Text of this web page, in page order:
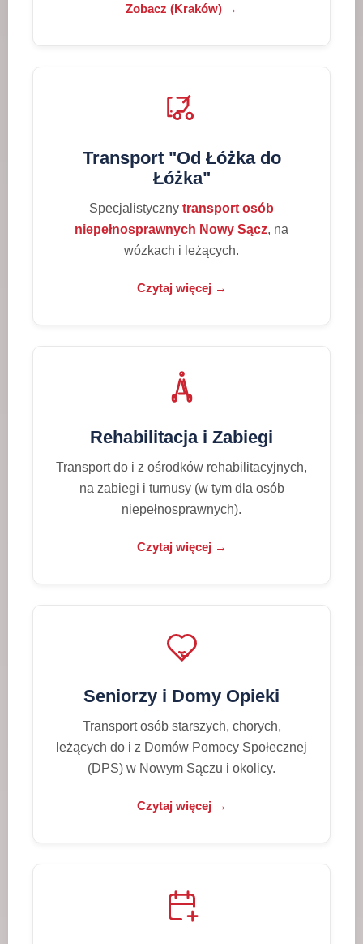
Zobacz (Kraków) →
Transport "Od Łóżka do
Łóżka"
Specjalistyczny transport osób
niepełnosprawnych Nowy Sącz, na
wózkach i leżących.
Czytaj więcej →
Rehabilitacja i Zabiegi
Transport do i z ośrodków rehabilitacyjnych,
na zabiegi i turnusy (w tym dla osób
niepełnosprawnych).
Czytaj więcej →
Seniorzy i Domy Opieki
Transport osób starszych, chorych,
leżących do i z Domów Pomocy Społecznej
(DPS) w Nowym Sączu i okolicy.
Czytaj więcej →